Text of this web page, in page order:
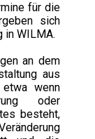
für die
sich
in WILMA.
an dem
aus
etwa wenn
oder
besteht,